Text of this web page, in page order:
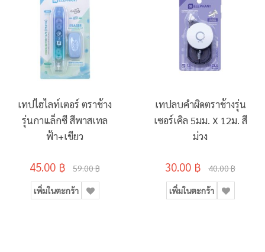
เทปไฮไลท์เตอร์ ตราช้าง
รุ่นกาแล็กซี สีพาสเทล
ฟ้า+เขียว
45.00 ฿ 59.00 ฿
เพิ่มในตะกร้า
เทปลบคำผิดตราช้างรุ่น
เซอร์เคิล 5มม. X 12ม. สี
ม่วง
30.00 ฿ 40.00 ฿
เพิ่มในตะกร้า